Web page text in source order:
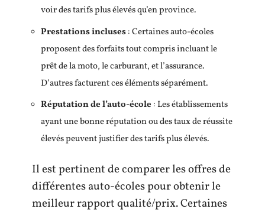
voir des tarifs plus élevés qu’en province.
Prestations incluses: Certaines auto-écoles
proposent des forfaits tout compris incluant le
prêt de la moto, le carburant, et l’assurance.
D’autres facturent ces éléments séparément.
Réputation de l’auto-école : Les établissements
ayant une bonne réputation ou des taux de réussite
élevés peuvent justifier des tarifs plus élevés.
Il est pertinent de comparer les offres de
différentes auto-écoles pour obtenir le
meilleur rapport qualité/prix. Certaines